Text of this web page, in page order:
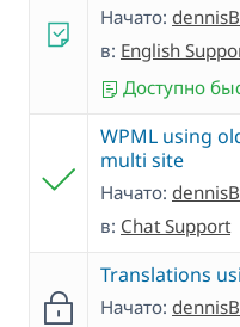
Начато:
в: English
Доступно
WPML using
multi site
Начато:
в: Chat Support
Translations
Начато: